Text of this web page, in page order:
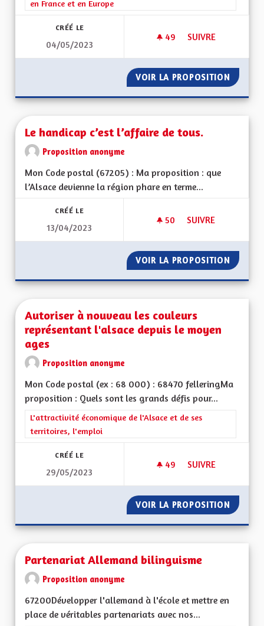
en France et en Europe
CRÉÉ LE
04/05/2023
49 49 ABONNÉS
SUIVRE
VOIR LA PROPOSITION
Le handicap c’est l’affaire de tous.
Proposition anonyme
Mon Code postal (67205) : Ma proposition : que
l’Alsace devienne la région phare en terme...
CRÉÉ LE
13/04/2023
50 50 ABONNÉS
SUIVRE
VOIR LA PROPOSITION LE
Autoriser à nouveau les couleurs
représentant l'alsace depuis le moyen
ages
Proposition anonyme
Mon Code postal (ex : 68 000) : 68470 felleringMa
proposition : Quels sont les grands défis pour...
Filtrer les résultats de la catégorie : L'attractivité
L'attractivité économique de l'Alsace et de ses
territoires, l'emploi
CRÉÉ LE
29/05/2023
49 49 ABONNÉS
SUIVRE
VOIR LA PROPOSITION
Partenariat Allemand bilinguisme
Proposition anonyme
67200Développer l'allemand à l'école et mettre en
place de véritables partenariats avec nos...